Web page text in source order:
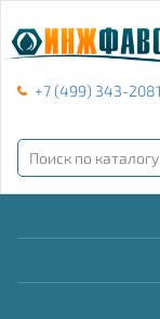
+7 (499) 343-2081